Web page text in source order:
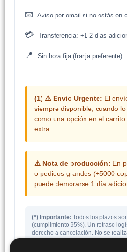
📧 Aviso por email si no estás en
💳 Transferencia: +1-2 días
📍 Sin hora fija (franja preferente).
(1) ⚠️ Envio Urgente: El
siempre disponible, cuando
como una opción en el
extra.
⚠️ Nota de producción: En
o pedidos grandes (+5000
puede demorarse 1 día
(*) Importante: Todos los plazos
(cumplimiento 95%). Un retraso
derecho a cancelación. No se
del mensajero.